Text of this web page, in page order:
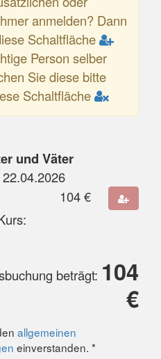
anmelden? Dann
Schaltfläche
Person selber
Sie diese bitte
Schaltfläche
und Väter
22.04.2026
104€
beträgt: 104
€
allgemeinen
einverstanden. *